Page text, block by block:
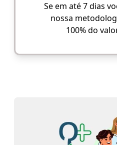
Se em até 7 dias
nossa
100% do